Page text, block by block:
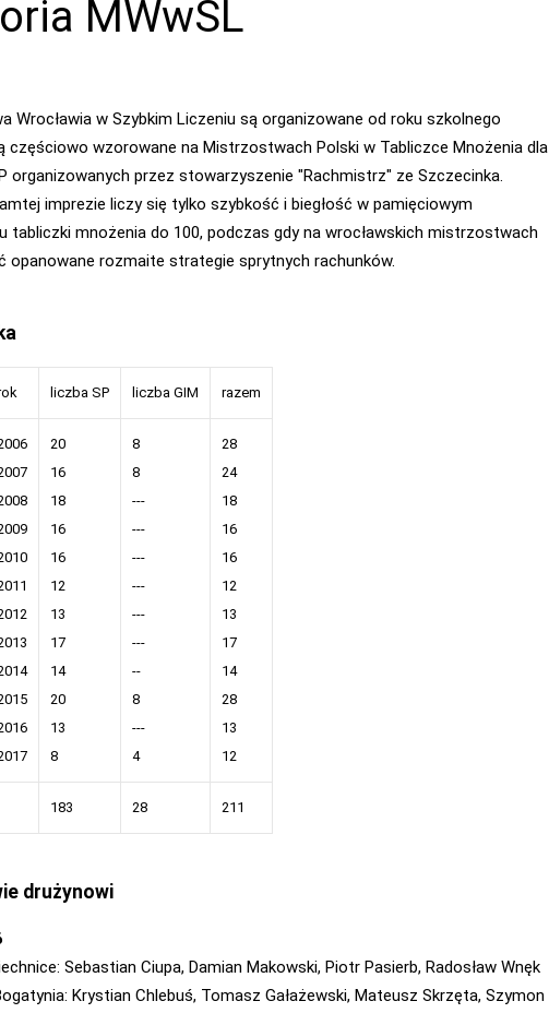
MWwSL
Wrocławia w Szybkim Liczeniu są organizowane od roku szkolnego
częściowo wzorowane na Mistrzostwach Polski w Tabliczce Mnożenia dla
organizowanych przez stowarzyszenie "Rachmistrz" ze Szczecinka.
imprezie liczy się tylko szybkość i biegłość w pamięciowym
tabliczki mnożenia do 100, podczas gdy na wrocławskich mistrzostwach
opanowane rozmaite strategie sprytnych rachunków.
liczba SP liczba GIM razem
20
16
18
16
16
12
13
17
14
20
13
8
8
8
---
---
---
---
---
---
--
8
---
4
28
24
18
16
16
12
13
17
14
28
13
12
183 28 211
drużynowi
Sebastian Ciupa, Damian Makowski, Piotr Pasierb, Radosław Wnęk
Krystian Chlebuś, Tomasz Gałażewski, Mateusz Skrzęta, Szymon